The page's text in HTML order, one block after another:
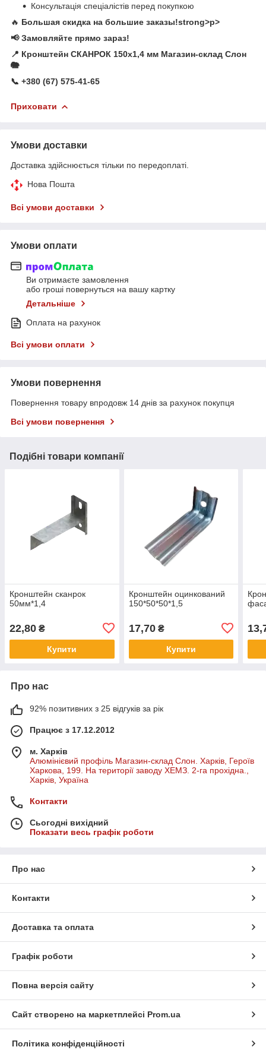
Консультація спеціалістів перед покупкою
🔥 Большая скидка на большие заказы!strong>p>
📢Замовляйте прямо зараз!
📍 Кронштейн СКАНРОК 150х1,4 мм Магазин-склад Слон
🐘
📞 +380 (67) 575-41-65
Приховати
Умови доставки
Доставка здійснюється тільки по передоплаті.
Нова Пошта
Всі умови доставки
Умови оплати
Ви отримаєте замовлення
або гроші повернуться на вашу картку
Детальніше
Оплата на рахунок
Всі умови оплати
Умови повернення
Повернення товару впродовж 14 днів за рахунок покупця
Всі умови повернення
Подібні товари компанії
Кронштейн сканрок
50мм*1,4
22,80 ₴
Купити
Кронштейн оцинкований
150*50*50*1,5
17,70₴
Купити
Про нас
92% позитивних з 25 відгуків за рік
Працює з 17.12.2012
м. Харків
Алюмінієвий профіль Магазин-склад Слон. Харків, Героїв
Харкова, 199. На території заводу ХЕМЗ. 2-га прохідна.,
Харків, Україна
Контакти
Сьогодні вихідний
Показати весь графік роботи
Про нас
Контакти
Доставка та оплата
Графік роботи
Повна версія сайту
Сайт створено на маркетплейсі Prom.ua
Політика конфіденційності